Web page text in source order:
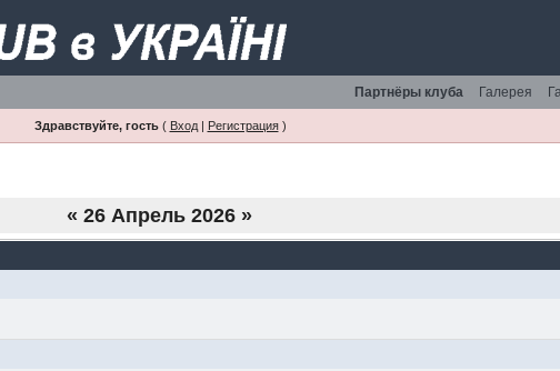
Галерея
Партнёры клуба
Здравствуйте, гость( Вход| Регистрация)
« 26 Апрель 2026 »